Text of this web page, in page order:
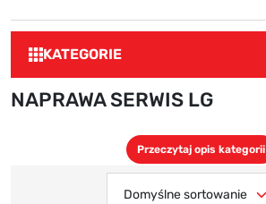
KATEGORIE
NAPRAWA SERWIS LG
Przeczytaj opis kategorii